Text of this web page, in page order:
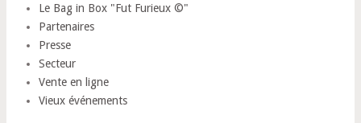
Le Bag in Box "Fut Furieux ©"
Partenaires
Presse
Secteur
Vente en ligne
Vieux événements